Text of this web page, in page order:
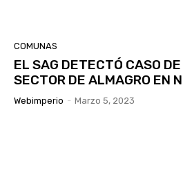
COMUNAS
EL SAG DETECTÓ CASO
SECTOR DE ALMAGRO EN
Webimperio - Marzo 5, 2023